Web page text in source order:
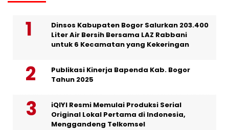
Dinsos Kabupaten Bogor Salurkan 203.400
Liter Air Bersih Bersama LAZ Rabbani
untuk 6 Kecamatan yang Kekeringan
Publikasi Kinerja Bapenda Kab. Bogor
Tahun 2025
iQIYI Resmi Memulai Produksi Serial
Original Lokal Pertama di Indonesia,
Menggandeng Telkomsel